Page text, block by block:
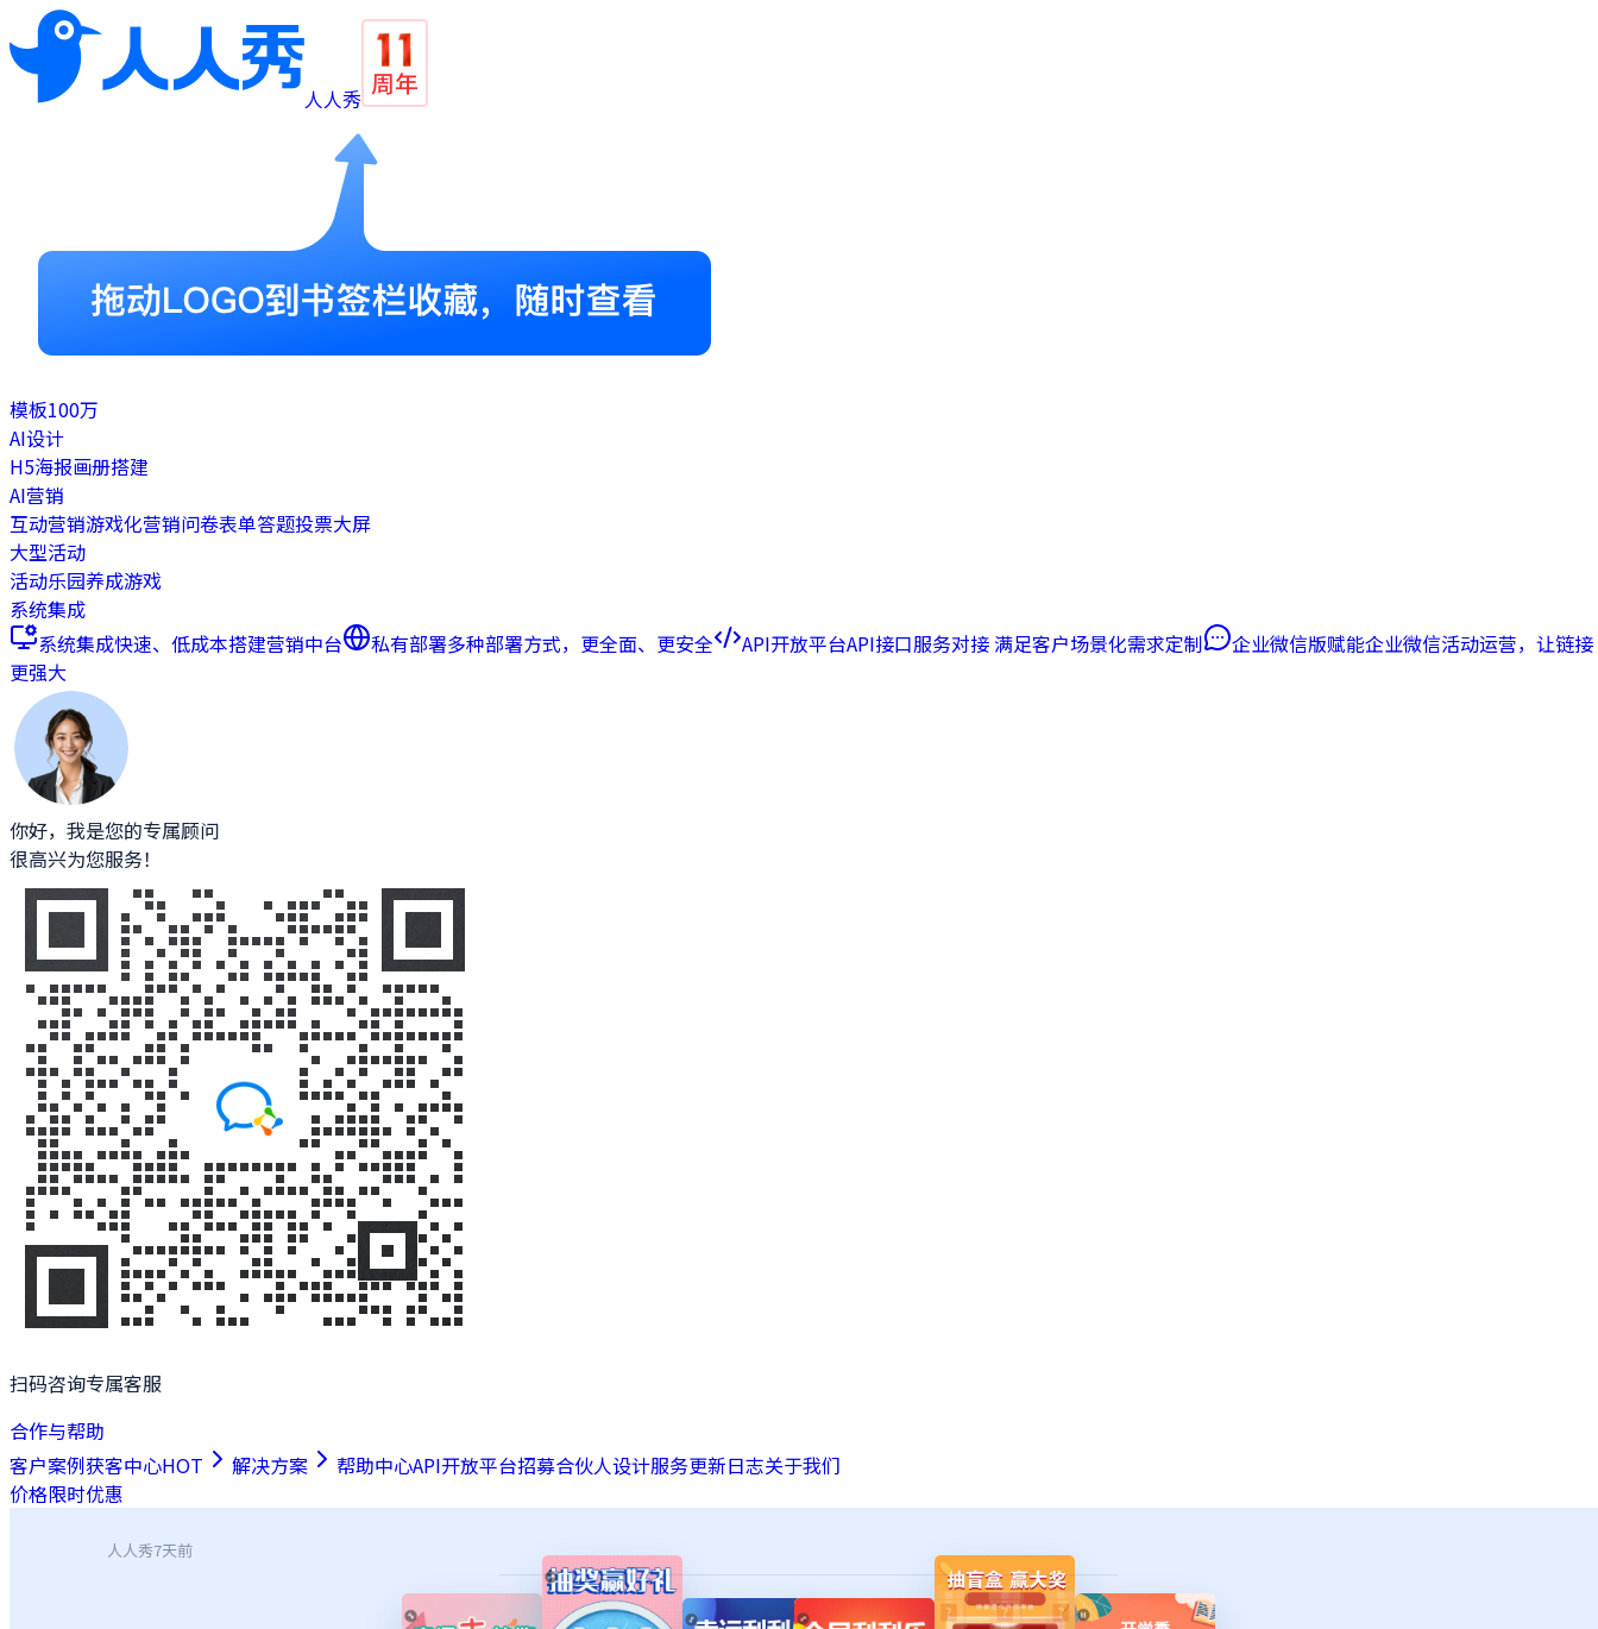
人人秀
模板100万
AI设计
H5海报画册搭建
AI营销
互动营销游戏化营销问卷表单答题投票大屏
大型活动
活动乐园养成游戏
系统集成
系统集成快速、低成本搭建营销中台 私有部署多种部署方式，更全面、更安全 API开放平台API接口服务对接 满足客户场景化需求定制 企业微信版赋能企业微信活动运营，让链接
更强大
你好，我是您的专属顾问
很高兴为您服务！
扫码咨询专属客服
合作与帮助
客户案例获客中心HOT 解决方案 帮助中心API开放平台招募合伙人设计服务更新日志关于我们
价格限时优惠
人人秀7天前